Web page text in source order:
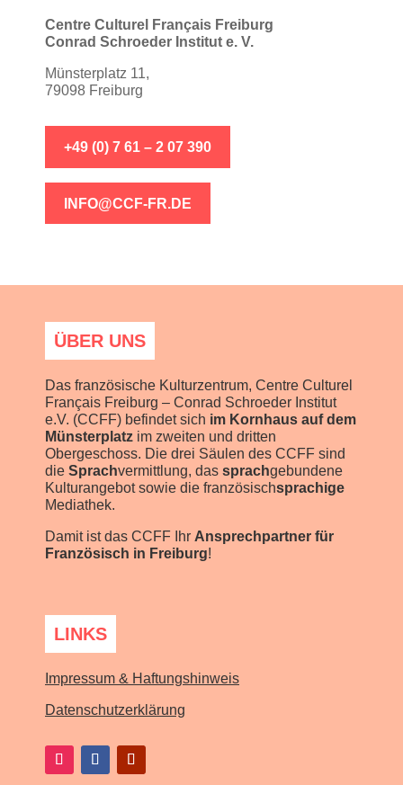
Centre Culturel Français Freiburg
Conrad Schroeder Institut e. V.
Münsterplatz 11,
79098 Freiburg
+49 (0) 7 61 – 2 07 390
INFO@CCF-FR.DE
ÜBER UNS
Das französische Kulturzentrum, Centre Culturel
Français Freiburg – Conrad Schroeder Institut
e.V. (CCFF) befindet sich im Kornhaus auf dem
Münsterplatz im zweiten und dritten
Obergeschoss. Die drei Säulen des CCFF sind
die Sprachvermittlung, das sprachgebundene
Kulturangebot sowie die französischsprachige
Mediathek.
Damit ist das CCFF Ihr Ansprechpartner für
Französisch in Freiburg!
LINKS
Impressum & Haftungshinweis
Datenschutzerklärung